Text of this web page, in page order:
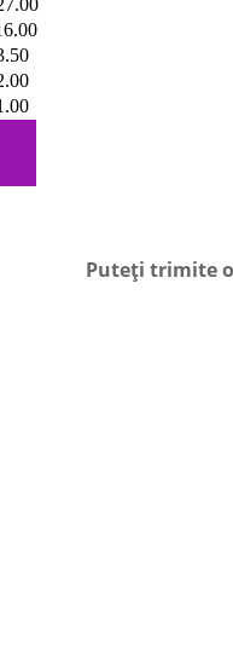
Puteți trimite o